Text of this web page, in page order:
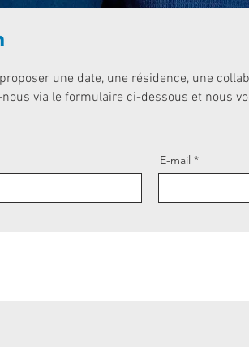
une date, une résidence, une
via le formulaire ci-dessous et nous
E-mail